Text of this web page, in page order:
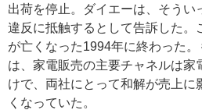
出荷を停止。ダイエーは、そうい
違反に抵触するとして告訴した。
が亡くなった1994年に終わった
は、家電販売の主要チャネルは家
けで、両社にとって和解が売上に
くなっていた。